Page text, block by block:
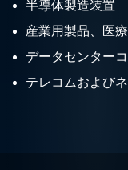
半導体製造装置
産業用製品、医
データセンター
テレコムおよび